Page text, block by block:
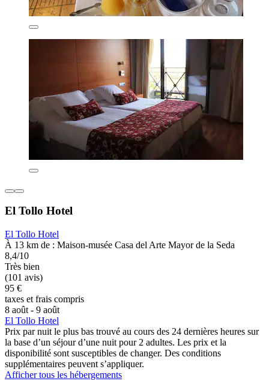
El Tollo Hotel
El Tollo Hotel
À 13 km de : Maison-musée Casa del Arte Mayor de la Seda
8,4/10
Très bien
(101 avis)
95 €
taxes et frais compris
8 août - 9 août
El Tollo Hotel
Prix par nuit le plus bas trouvé au cours des 24 dernières heures sur
la base d’un séjour d’une nuit pour 2 adultes. Les prix et la
disponibilité sont susceptibles de changer. Des conditions
supplémentaires peuvent s’appliquer.
Afficher tous les hébergements